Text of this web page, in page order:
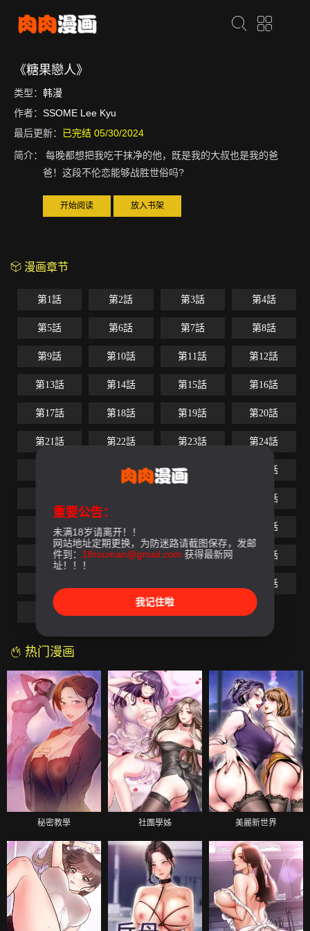
《糖果戀人》
类型： 韩漫
作者： SSOME Lee Kyu
最后更新： 已完结 05/30/2024
简介：
每晚都想把我吃干抹净的他，既是我的大叔也是我的爸
爸！这段不伦恋能够战胜世俗吗?
开始阅读 放入书架
漫画章节
第1話 第2話 第3話 第4話
第5話 第6話 第7話 第8話
第9話 第10話 第11話 第12話
第13話 第14話 第15話 第16話
第17話 第18話 第19話 第20話
第21話 第22話 第23話 第24話
第26話 第27話 第28話
第32話
第33話 第34話 第36話
第37話 第38話 第39話 第40話
第44話
第45話
热门漫画
秘密教學 社團學姊 美麗新世界
重要公告：
未满18岁请离开！！
网站地址定期更换，为防迷路请截图保存，发邮
件到： 18rouman@gmail.com 获得最新网
址！！！
我记住啦